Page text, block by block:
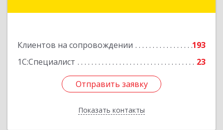
Клиентов на сопровождении
193
1С:Специалист
23
Отправить заявку
Показать контакты
Отправить заявку
Назад